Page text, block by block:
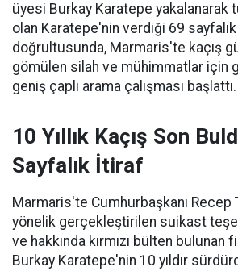
üyesi Burkay Karatepe yakalanarak
olan Karatepe'nin verdiği 69
doğrultusunda, Marmaris'te kaçış
gömülen silah ve mühimmatlar için
geniş çaplı arama çalışması başlattı.
10 Yıllık Kaçış Son
Sayfalık İtiraf
Marmaris'te Cumhurbaşkanı Recep
yönelik gerçekleştirilen suikast
ve hakkında kırmızı bülten bulunan
Burkay Karatepe'nin 10 yıldır